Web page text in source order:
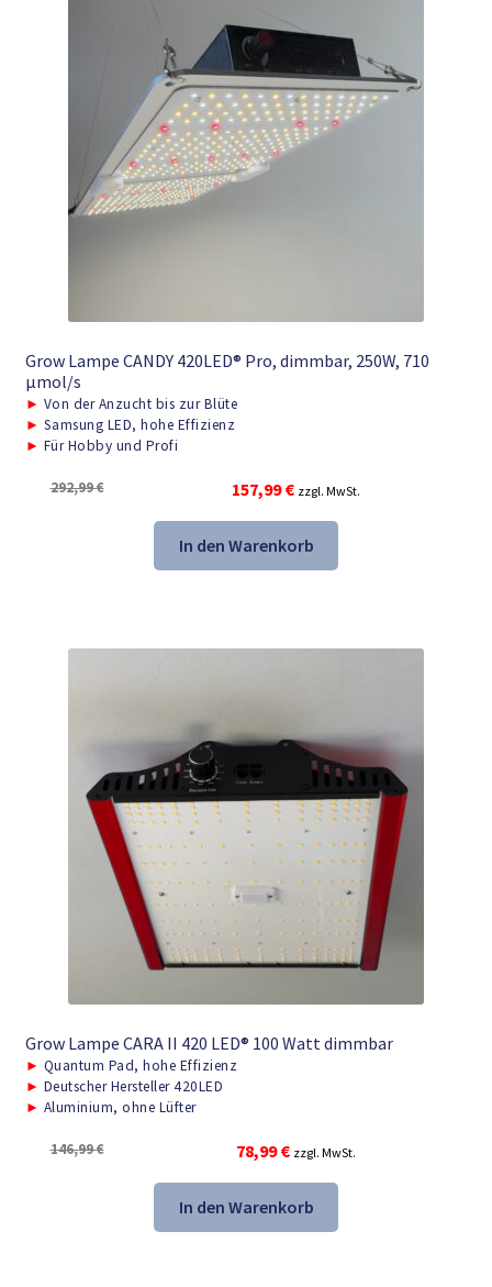
Grow Lampe CANDY 420LED® Pro, dimmbar, 250W, 710
μmol/s
► Von der Anzucht bis zur Blüte
► Samsung LED, hohe Effizienz
► Für Hobby und Profi
292,99€
Ursprünglicher
war:
292,99 €
157,99€Aktueller
ist:
157,99 €.
zzgl. MwSt.
In den Warenkorb
Grow Lampe CARA II 420 LED® 100 Watt dimmbar
► Quantum Pad, hohe Effizienz
► Deutscher Hersteller 420LED
► Aluminium, ohne Lüfter
146,99€
Ursprünglicher
war:
146,99 €
78,99€Aktueller
ist:
78,99 €.
zzgl. MwSt.
In den Warenkorb